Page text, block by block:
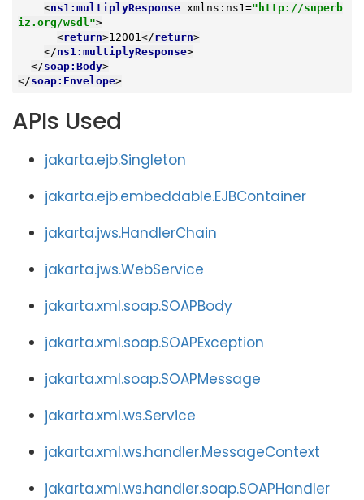
<ns1:multiplyResponse xmlns:ns1 ="http://superb
iz.org/wsdl">
<return>12001 </return>
</ns1:multiplyResponse>
</soap:Body>
</soap:Envelope>
APIs Used
jakarta.ejb.Singleton
jakarta.ejb.embeddable.EJBContainer
jakarta.jws.HandlerChain
jakarta.jws.WebService
jakarta.xml.soap.SOAPBody
jakarta.xml.soap.SOAPException
jakarta.xml.soap.SOAPMessage
jakarta.xml.ws.Service
jakarta.xml.ws.handler.MessageContext
jakarta.xml.ws.handler.soap.SOAPHandler